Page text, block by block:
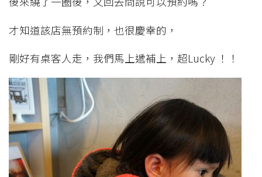
才知道該店無預約制，也很慶幸的，
剛好有桌客人走，我們馬上遞補上，超Lucky ！！